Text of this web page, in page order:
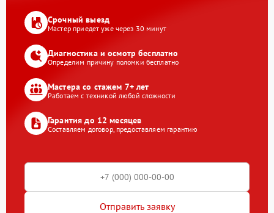
Срочный выезд
Мастер приедет уже через 30 минут
Диагностика и осмотр бесплатно
Определим причину поломки бесплатно
Мастера со стажем 7+ лет
Работаем с техникой любой сложности
Гарантия до 12 месяцев
Составляем договор, предоставляем гарантию
Отправить заявку